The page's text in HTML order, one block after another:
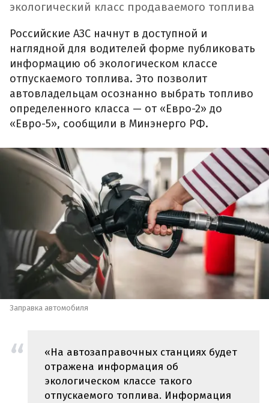
экологический класс продаваемого топлива
Российские АЗС начнут в доступной и
наглядной для водителей форме публиковать
информацию об экологическом классе
отпускаемого топлива. Это позволит
автовладельцам осознанно выбрать топливо
определенного класса — от «Евро-2» до
«Евро-5», сообщили в Минэнерго РФ.
Заправка автомобиля
«На автозаправочных станциях будет
отражена информация об
экологическом классе такого
отпускаемого топлива. Информация